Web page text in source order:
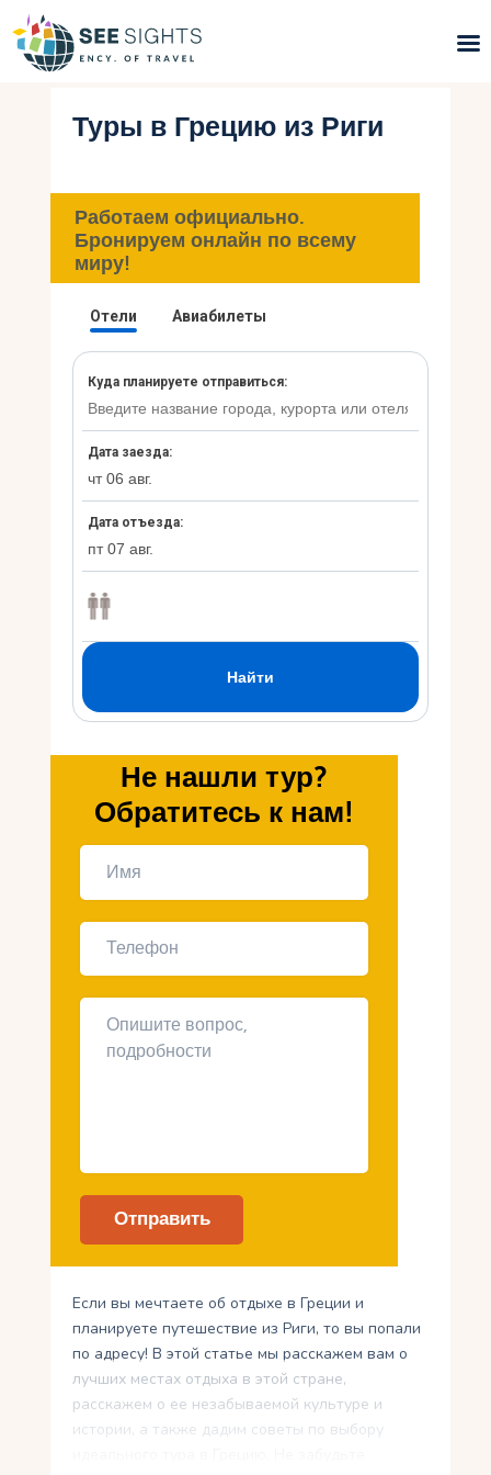
Поиск туров
Типы Туров
Страны
Инфо
Контакты
Туры в Грецию из Риги
Работаем официально.
Бронируем онлайн по всему
миру!
Не нашли тур?
Обратитесь к нам!
Если вы мечтаете об отдыхе в Греции и
планируете путешествие из Риги, то вы попали
по адресу! В этой статье мы расскажем вам о
лучших местах отдыха в этой стране,
расскажем о ее незабываемой культуре и
истории, а также дадим советы по выбору